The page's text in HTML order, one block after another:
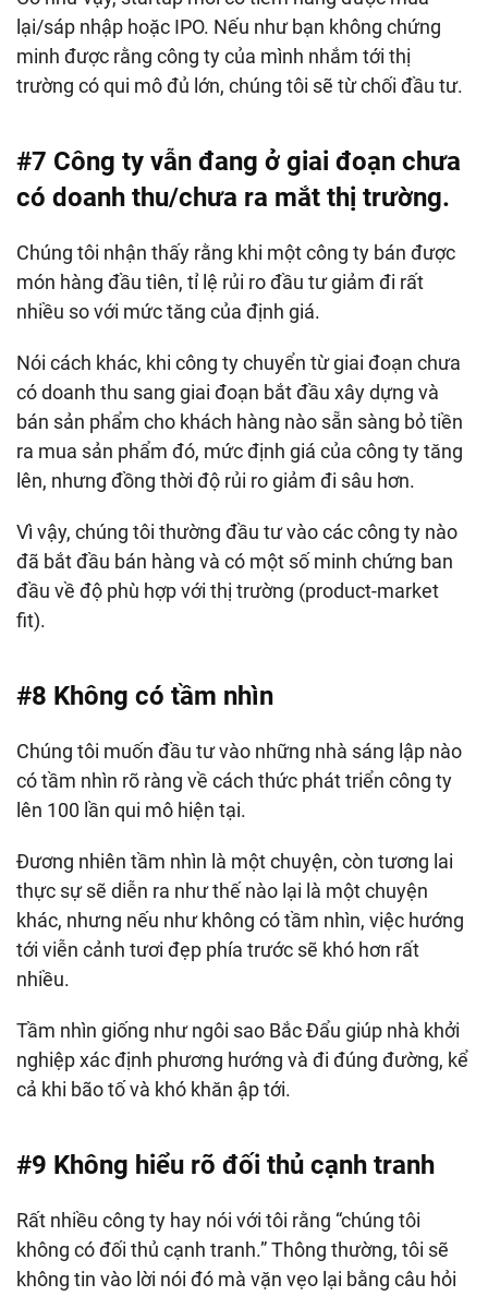
lại/sáp nhập hoặc IPO. Nếu như bạn không chứng
minh được rằng công ty của mình nhắm tới thị
trường có qui mô đủ lớn, chúng tôi sẽ từ chối đầu tư.
#7 Công ty vẫn đang ở giai đoạn chưa
có doanh thu/chưa ra mắt thị trường.
Chúng tôi nhận thấy rằng khi một công ty bán được
món hàng đầu tiên, tỉ lệ rủi ro đầu tư giảm đi rất
nhiều so với mức tăng của định giá.
Nói cách khác, khi công ty chuyển từ giai đoạn chưa
có doanh thu sang giai đoạn bắt đầu xây dựng và
bán sản phẩm cho khách hàng nào sẵn sàng bỏ tiền
ra mua sản phẩm đó, mức định giá của công ty tăng
lên, nhưng đồng thời độ rủi ro giảm đi sâu hơn.
Vì vậy, chúng tôi thường đầu tư vào các công ty nào
đã bắt đầu bán hàng và có một số minh chứng ban
đầu về độ phù hợp với thị trường (product-market
fit).
#8 Không có tầm nhìn
Chúng tôi muốn đầu tư vào những nhà sáng lập nào
có tầm nhìn rõ ràng về cách thức phát triển công ty
lên 100 lần qui mô hiện tại.
Đương nhiên tầm nhìn là một chuyện, còn tương lai
thực sự sẽ diễn ra như thế nào lại là một chuyện
khác, nhưng nếu như không có tầm nhìn, việc hướng
tới viễn cảnh tươi đẹp phía trước sẽ khó hơn rất
nhiều.
Tầm nhìn giống như ngôi sao Bắc Đẩu giúp nhà khởi
nghiệp xác định phương hướng và đi đúng đường, kể
cả khi bão tố và khó khăn ập tới.
#9 Không hiểu rõ đối thủ cạnh tranh
Rất nhiều công ty hay nói với tôi rằng “chúng tôi
không có đối thủ cạnh tranh.” Thông thường, tôi sẽ
không tin vào lời nói đó mà vặn vẹo lại bằng câu hỏi